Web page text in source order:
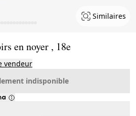
Similaires
en noyer , 18e
vendeur
indisponible